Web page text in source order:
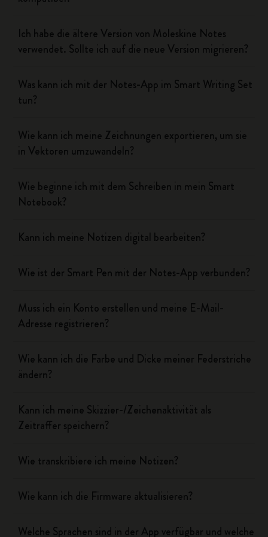
Ich habe die ältere Version von Moleskine Notes
verwendet. Sollte ich auf die neue Version migrieren?
Was kann ich mit der Notes-App im Smart Writing Set
tun?
Wie kann ich meine Zeichnungen exportieren, um sie
in Vektoren umzuwandeln?
Wie beginne ich mit dem Schreiben in mein Smart
Notebook?
Kann ich meine Notizen digital bearbeiten?
Wie ist der Smart Pen mit der Notes-App verbunden?
Muss ich ein Konto erstellen und meine E-Mail-
Adresse registrieren?
Wie kann ich die Farbe und Dicke meiner Federstriche
ändern?
Kann ich meine Skizzier-/Zeichenaktivität als
Zeitraffer speichern?
Wie transkribiere ich meine Notizen?
Wie kann ich die Firmware aktualisieren?
Welche Sprachen sind in der App verfügbar und welche